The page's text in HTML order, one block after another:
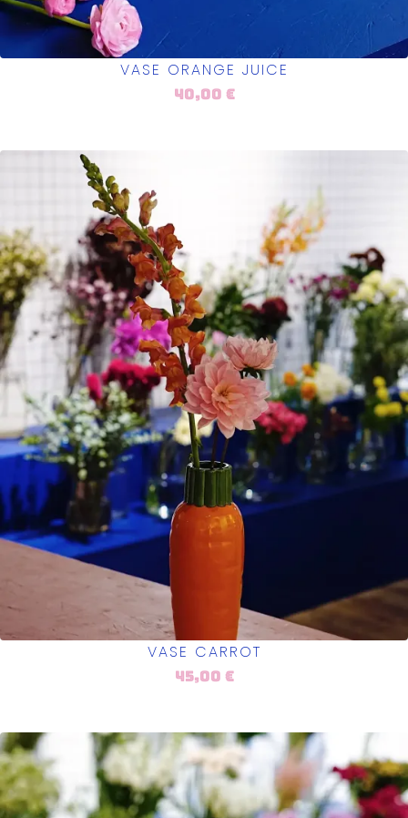
VASE ORANGE JUICE
40,00 €
VASE CARROT
45,00 €